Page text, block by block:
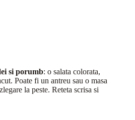
si porumb: o salata colorata,
Poate fi un antreu sau o masa
la peste. Reteta scrisa si